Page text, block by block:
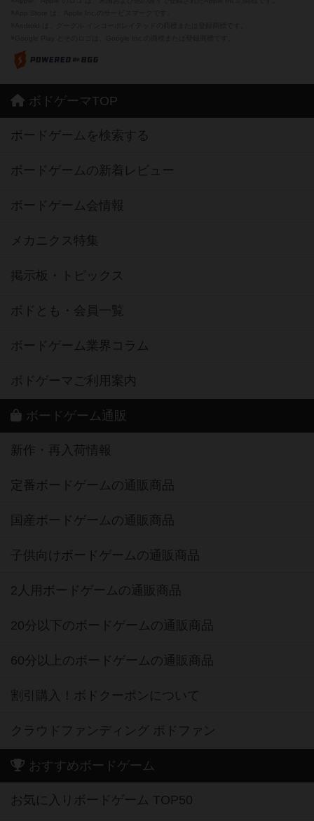
ボドゲーマTOP
ボードゲームを検索する
ボードゲームの新着レビュー
ボードゲーム会情報
メカニクス特集
掲示板・トピックス
ボドとも・会員一覧
ボードゲーム業界コラム
ボドゲーマご利用案内
ボードゲーム通販
新作・再入荷情報
定番ボードゲームの通販商品
国産ボードゲームの通販商品
子供向けボードゲームの通販商品
2人用ボードゲームの通販商品
20分以下のボードゲームの通販商品
60分以上のボードゲームの通販商品
割引購入！ボドクーポンについて
クラウドファンディング ボドファン
おすすめボードゲーム
お気に入りボードゲーム TOP50